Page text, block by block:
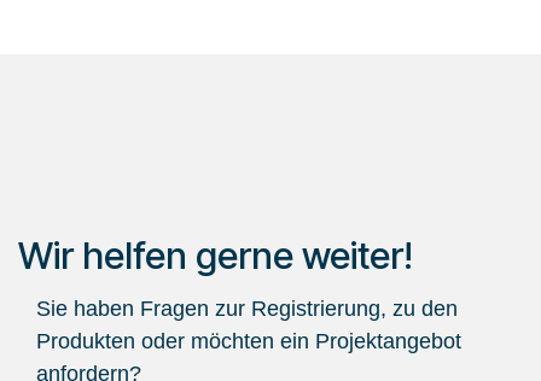
Wir helfen gerne weiter!
Sie haben Fragen zur Registrierung, zu den
Produkten oder möchten ein Projektangebot
anfordern?